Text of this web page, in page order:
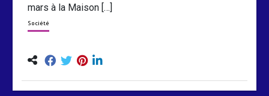
mars à la Maison […]
Société